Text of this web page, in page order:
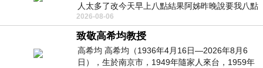
人太多了改今天早上八點結果阿姊昨晚說要我八點
去西螺農會~回到莿桐都8點半多了
2026-08-06
致敬高希均教授
高希均 高希均（1936年4月16日—2026年8月6
日），生於南京市，1949年隨家人來台，1959年